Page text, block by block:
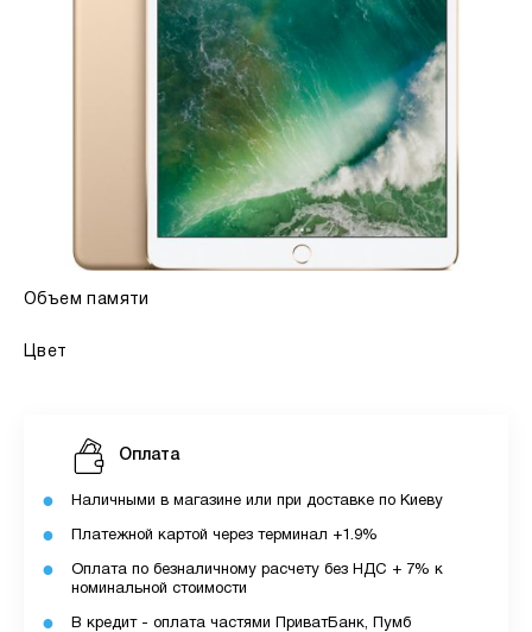
Объем памяти
Цвет
Оплата
Наличными в магазине или при доставке по Киеву
Платежной картой через терминал +1.9%
Оплата по безналичному расчету без НДС + 7% к
номинальной стоимости
В кредит - оплата частями ПриватБанк, Пумб